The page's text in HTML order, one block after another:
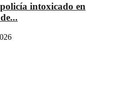
intoxicado en